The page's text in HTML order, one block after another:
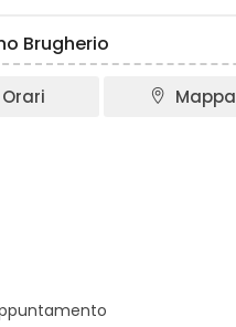
Brugherio
Orari Mappa